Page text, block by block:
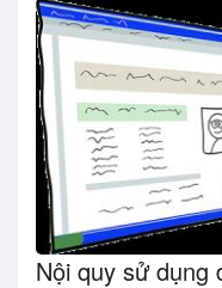
Nội quy sử dụng